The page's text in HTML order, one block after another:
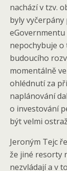
nachází v tzv.
byly
nepochybuje
budoucího
momentálně
ohlédnutí za
naplánování
o investování
být velmi
Jeroným Tejc
že jiné resorty
nezvládají a v